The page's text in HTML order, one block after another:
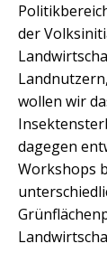
der
wollen wir
dagegen
Workshops